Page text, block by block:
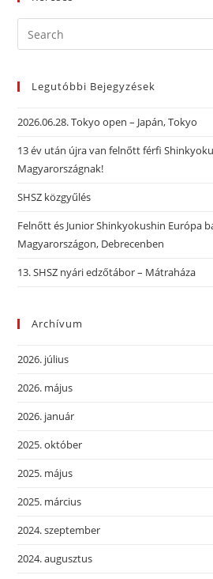
Legutóbbi Bejegyzések
2026.06.28. Tokyo open – Japán, Tokyo
13 év után újra van felnőtt férfi
Magyarországnak!
SHSZ közgyűlés
Felnőtt és Junior Shinkyokushin Európa
Magyarországon, Debrecenben
13. SHSZ nyári edzőtábor – Mátraháza
Archívum
2026. július
2026. május
2026. január
2025. október
2025. május
2025. március
2024. szeptember
2024. augusztus